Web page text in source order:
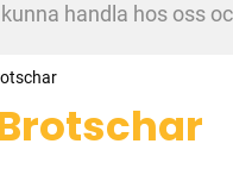
handla hos oss